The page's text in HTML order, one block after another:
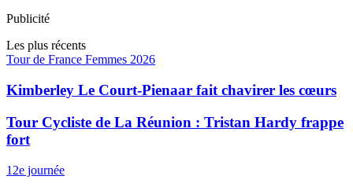
Publicité
Les plus récents
Tour de France Femmes 2026
Kimberley Le Court-Pienaar fait chavirer les cœurs
Tour Cycliste de La Réunion : Tristan Hardy frappe
fort
12e journée